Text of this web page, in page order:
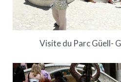
Visite du Parc Güell-